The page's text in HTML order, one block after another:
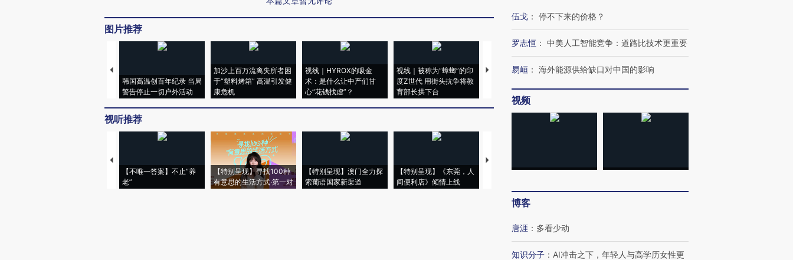
图片推荐
韩国高温创百年纪录 当局
警告停止一切户外活动
加沙上百万流离失所者困
于“塑料烤箱” 高温引发健
康危机
视线｜HYROX的吸金
术：是什么让中产们甘
心“花钱找虐”？
视线｜被称为“蟑螂”的印
度Z世代 用街头抗争将教
育部长拱下台
视线｜“入侵”还是“人道危
飞地休达
湖北宜昌局部短时降雨
4000人
米
视听推荐
【不唯一答案】不止“养
老”
【特别呈现】寻找100种
有意思的生活方式·第一对
【特别呈现】澳门全力探
索葡语国家新渠道
【特别呈现】《东莞，人
间便利店》倾情上线
【推广】走进第四届链博
会，让数智科技“链”接产
【特别呈现】寻找100种
CFO：不靠规模取胜，华
伍戈 ： 停不下来的价格？
罗志恒 ： 中美人工智能竞争：道路比技术更重要
易峘 ： 海外能源供给缺口对中国的影响
视频
博客
唐涯 ： 多看少动
知识分子 ： AI冲击之下，年轻人与高学历女性更